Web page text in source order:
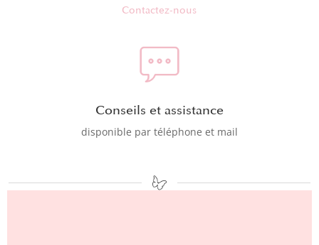
Contactez-nous
Conseils et assistance
disponible par téléphone et mail